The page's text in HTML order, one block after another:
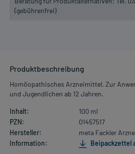
(gebührenfrei)
Produktbeschreibung
Homöopathisches Arzneimittel. Zur
und Jugendlichen ab 12 Jahren.
Inhalt:
100 ml
PZN:
01457517
Hersteller:
meta Fackler
Information:
Beipackzettel